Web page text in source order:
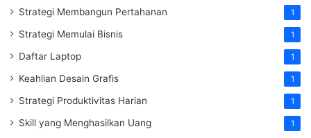
Strategi Membangun Pertahanan 1
Strategi Memulai Bisnis 1
Daftar Laptop 1
Keahlian Desain Grafis 1
Strategi Produktivitas Harian 1
Skill yang Menghasilkan Uang 1